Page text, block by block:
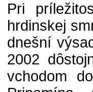
Pri
hrdinskej
dnešní
2002
vchodom